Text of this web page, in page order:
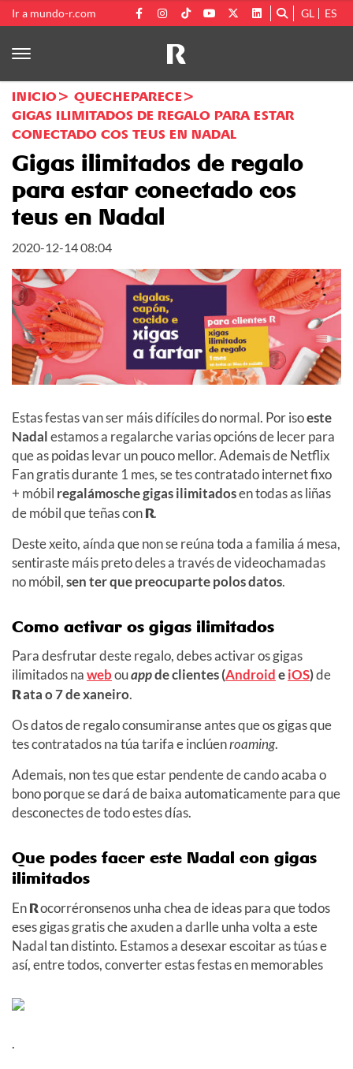
Ir a mundo-r.com GL ES
INICIO
QUECHEPARECE
GIGAS ILIMITADOS DE REGALO PARA ESTAR
CONECTADO COS TEUS EN NADAL
Gigas ilimitados de regalo
para estar conectado cos
teus en Nadal
2020-12-14 08:04
Estas festas van ser máis difíciles do normal. Por isoeste
Nadalestamos a regalarche varias opcións de lecer para
que as poidas levar un pouco mellor. Ademais de Netflix
Fan gratis durante 1 mes, se tes contratado internet fixo
+ móbil regalámosche gigas ilimitadosen todas as liñas
de móbil que teñas conR.
Deste xeito, aínda que non se reúna toda a familia á mesa,
sentiraste máis preto deles a través de videochamadas
no móbil,sen ter que preocuparte polos datos.
Como activar os gigas ilimitados
Para desfrutar deste regalo, debes activar os gigas
ilimitados nawebouappde clientes (AndroideiOS)de
Rata o 7 de xaneiro.
Os datos de regalo consumiranse antes que os gigas que
tes contratados na túa tarifa e inclúenroaming.
Ademais, non tes que estar pendente de cando acaba o
bono porque se dará de baixa automaticamente para que
desconectes de todo estes días.
Que podes facer este Nadal con gigas
ilimitados
EnRocorréronsenos unha chea de ideas para que todos
eses gigas gratis che axuden a darlle unha volta a este
Nadal tan distinto. Estamos a desexar escoitar as túas e
así, entre todos, converter estas festas en memorables
.